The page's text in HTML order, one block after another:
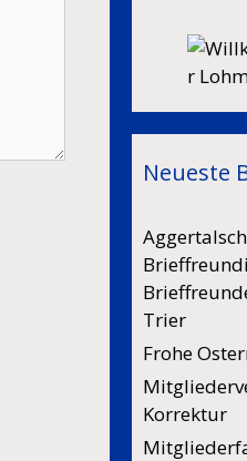
Neueste
Trier
Frohe
Korrektur